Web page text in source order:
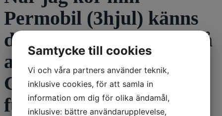
Permobil (3hjul) känns
det som att den håller på
att välta hela tiden.
Gyrot i kroppen
fungerar inte känns det
Samtycke till cookies
Vi och våra partners använder teknik,
inklusive cookies, för att samla in
information om dig för olika ändamål,
inklusive: bättre användarupplevelse,